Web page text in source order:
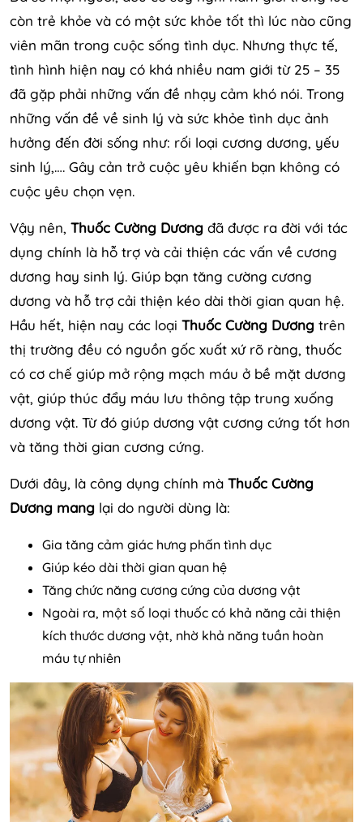
còn trẻ khỏe và có một sức khỏe tốt thì lúc nào cũng
viên mãn trong cuộc sống tình dục. Nhưng thực tế,
tình hình hiện nay có khá nhiều nam giới từ 25 – 35
đã gặp phải những vấn đề nhạy cảm khó nói. Trong
những vấn đề về sinh lý và sức khỏe tình dục ảnh
hưởng đến đời sống như: rối loại cương dương, yếu
sinh lý,…. Gây cản trở cuộc yêu khiến bạn không có
cuộc yêu chọn vẹn.
Vậy nên, Thuốc Cường Dương đã được ra đời với tác
dụng chính là hỗ trợ và cải thiện các vấn về cương
dương hay sinh lý. Giúp bạn tăng cường cương
dương và hỗ trợ cải thiện kéo dài thời gian quan hệ.
Hầu hết, hiện nay các loại Thuốc Cường Dương trên
thị trường đều có nguồn gốc xuất xứ rõ ràng, thuốc
có cơ chế giúp mở rộng mạch máu ở bề mặt dương
vật, giúp thúc đẩy máu lưu thông tập trung xuống
dương vật. Từ đó giúp dương vật cương cứng tốt hơn
và tăng thời gian cương cứng.
Dưới đây, là công dụng chính mà Thuốc Cường
Dương mang lại do người dùng là:
Gia tăng cảm giác hưng phấn tình dục
Giúp kéo dài thời gian quan hệ
Tăng chức năng cương cứng của dương vật
Ngoài ra, một số loại thuốc có khả năng cải thiện
kích thước dương vật, nhờ khả năng tuần hoàn
máu tự nhiên